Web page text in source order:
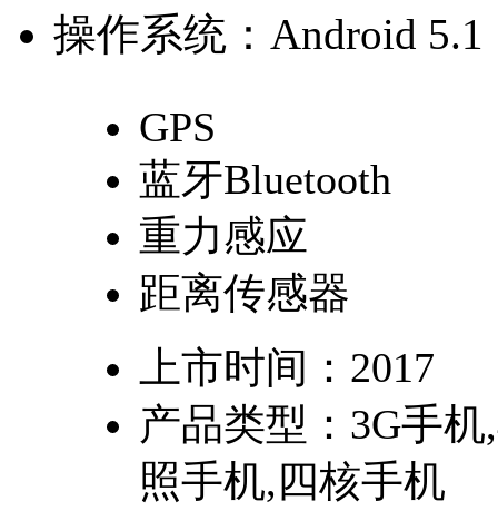
操作系统： Android 5.1
GPS
蓝牙Bluetooth
重力感应
距离传感器
上市时间： 2017
产品类型： 3G手
照手机,四核手机